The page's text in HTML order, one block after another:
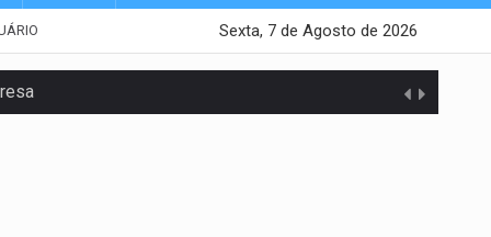
Sexta, 7 de Agosto de 2026